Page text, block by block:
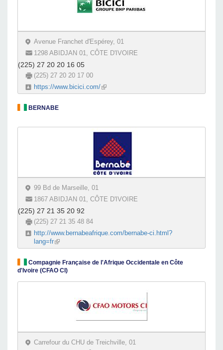
Avenue Franchet d'Espérey, 01
1298 ABIDJAN 01, CÔTE D'IVOIRE
(225) 27 20 20 16 05
(225) 27 20 20 17 00
https://www.bicici.com/(link is external)
BERNABE
99 Bd de Marseille, 01
1867 ABIDJAN 01, CÔTE D'IVOIRE
(225) 27 21 35 20 92
(225) 27 21 35 48 84
http://www.bernabeafrique.com/bernabe-ci.html?
lang=fr(link is external)
Compagnie Française de l'Afrique Occidentale en Côte
d'Ivoire (CFAO CI)
Carrefour du CHU de Treichville, 01